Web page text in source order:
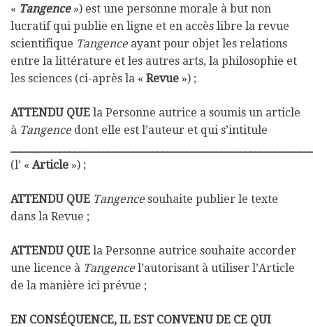
« Tangence») est une personne morale à but non
lucratif qui publie en ligne et en accès libre la revue
scientifique Tangenceayant pour objet les relations
entre la littérature et les autres arts, la philosophie et
les sciences (ci-après la « Revue ») ;
ATTENDU QUE la Personne autrice a soumis un article
à Tangencedont elle est l’auteur et qui s’intitule
(l’ « Article ») ;
ATTENDU QUE Tangencesouhaite publier le texte
dans la Revue ;
ATTENDU QUE la Personne autrice souhaite accorder
une licence à Tangencel’autorisant à utiliser l’Article
de la manière ici prévue ;
EN CONSÉQUENCE, IL EST CONVENU DE CE QUI